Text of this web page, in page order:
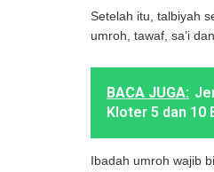
Setelah itu, talbiyah
umroh, tawaf, sa’i
BACA JUGA:
Kloter 5 dan 10
Ibadah umroh wajib